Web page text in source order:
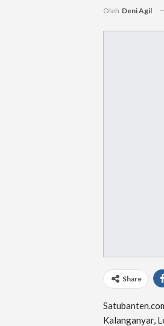
Oleh Deni Agil
Share
Kalanganyar,